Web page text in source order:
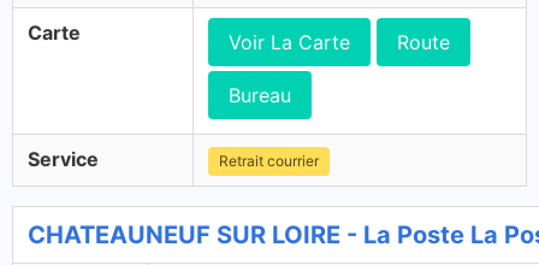
Carte Voir La Carte Route
Bureau
Service Retrait courrier
CHATEAUNEUF SUR LOIRE - La Poste La